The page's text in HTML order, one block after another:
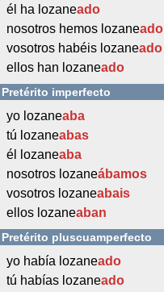
él ha lozaneado
nosotros hemos lozaneado
vosotros habéis lozaneado
ellos han lozaneado
Pretérito imperfecto
yo lozaneaba
tú lozaneabas
él lozaneaba
nosotros lozaneábamos
vosotros lozaneabais
ellos lozaneaban
Pretérito pluscuamperfecto
yo había lozaneado
tú habías lozaneado